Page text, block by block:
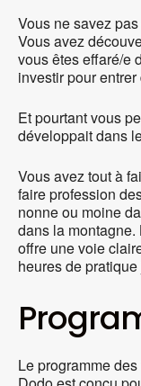
Vous ne savez
Vous avez
vous êtes effaré/e
investir pour
Et pourtant vous
développait dans
Vous avez tout à
faire profession
nonne ou moine
dans la
offre une voie
heures de
Le programme